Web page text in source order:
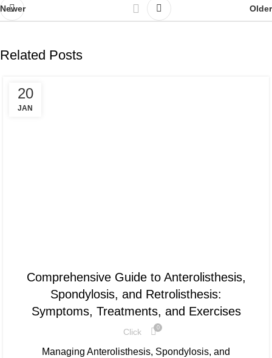
Newer Older
Related Posts
20
JAN
Comprehensive Guide to Anterolisthesis,
Spondylosis, and Retrolisthesis:
Symptoms, Treatments, and Exercises
Click 0
Managing Anterolisthesis, Spondylosis, and